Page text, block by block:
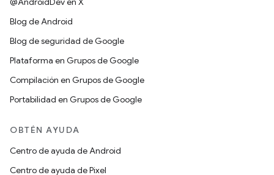
Blog de Android
Blog de seguridad de Google
Plataforma en Grupos de Google
Compilación en Grupos de Google
Portabilidad en Grupos de Google
OBTÉN AYUDA
Centro de ayuda de Android
Centro de ayuda de Pixel